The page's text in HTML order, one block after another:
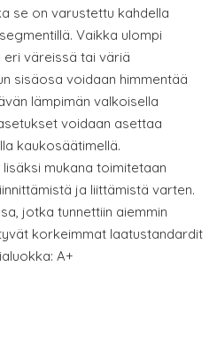
se on varustettu kahdella
Vaikka ulompi
väreissä tai väriä
sisäosa voidaan himmentää
lämpimän valkoisella
voidaan asettaa
kaukosäätimellä.
mukana toimitetaan
ja liittämistä varten.
jotka tunnettiin aiemmin
korkeimmat laatustandardit
A+